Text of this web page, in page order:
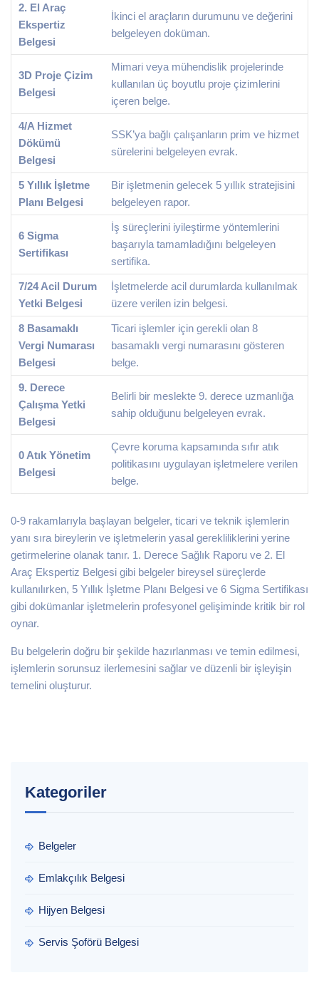
2. El Araç
Ekspertiz
Belgesi
İkinci el araçların durumunu ve değerini
belgeleyen doküman.
3D Proje Çizim
Belgesi
Mimari veya mühendislik projelerinde
kullanılan üç boyutlu proje çizimlerini
içeren belge.
4/A Hizmet
Dökümü
Belgesi
SSK’ya bağlı çalışanların prim ve hizmet
sürelerini belgeleyen evrak.
5 Yıllık İşletme
Planı Belgesi
Bir işletmenin gelecek 5 yıllık stratejisini
belgeleyen rapor.
6 Sigma
Sertifikası
İş süreçlerini iyileştirme yöntemlerini
başarıyla tamamladığını belgeleyen
sertifika.
7/24 Acil Durum
Yetki Belgesi
İşletmelerde acil durumlarda kullanılmak
üzere verilen izin belgesi.
8 Basamaklı
Vergi Numarası
Belgesi
Ticari işlemler için gerekli olan 8
basamaklı vergi numarasını gösteren
belge.
9. Derece
Çalışma Yetki
Belgesi
Belirli bir meslekte 9. derece uzmanlığa
sahip olduğunu belgeleyen evrak.
0 Atık Yönetim
Belgesi
Çevre koruma kapsamında sıfır atık
politikasını uygulayan işletmelere verilen
belge.
0-9 rakamlarıyla başlayan belgeler, ticari ve teknik işlemlerin
yanı sıra bireylerin ve işletmelerin yasal gerekliliklerini yerine
getirmelerine olanak tanır. 1. Derece Sağlık Raporu ve 2. El
Araç Ekspertiz Belgesi gibi belgeler bireysel süreçlerde
kullanılırken, 5 Yıllık İşletme Planı Belgesi ve 6 Sigma Sertifikası
gibi dokümanlar işletmelerin profesyonel gelişiminde kritik bir rol
oynar.
Bu belgelerin doğru bir şekilde hazırlanması ve temin edilmesi,
işlemlerin sorunsuz ilerlemesini sağlar ve düzenli bir işleyişin
temelini oluşturur.
Kategoriler
Belgeler
Emlakçılık Belgesi
Hijyen Belgesi
Servis Şoförü Belgesi